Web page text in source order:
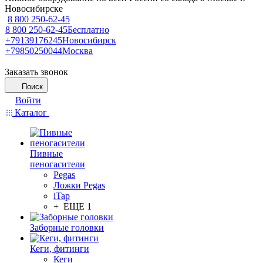
Новосибирске
8 800 250-62-45
8 800 250-62-45Бесплатно
+79139176245Новосибирск
+79850250044Москва
Заказать звонок
Поиск
Войти
Каталог
Пивные
пеногасители
Pegas
Ложки Pegas
iTap
+ ЕЩЕ 1
Заборные головки
Кеги, фитинги
Кеги